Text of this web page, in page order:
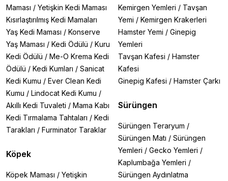
Maması / Yetişkin Kedi Maması
Kısırlaştırılmış Kedi Mamaları
Yaş Kedi Maması / Konserve
Yaş Maması / Kedi Ödülü / Kuru
Kedi Ödülü / Me-O Krema Kedi
Ödülü / Kedi Kumları / Sanicat
Kedi Kumu / Ever Clean Kedi
Kumu / Lindocat Kedi Kumu /
Akıllı Kedi Tuvaleti / Mama Kabı
Kedi Tırmalama Tahtaları / Kedi
Tarakları / Furminator Taraklar
Köpek
Köpek Maması / Yetişkin
Kemirgen Yemleri / Tavşan
Yemi / Kemirgen Krakerleri
Hamster Yemi / Ginepig
Yemleri
Tavşan Kafesi / Hamster
Kafesi
Ginepig Kafesi / Hamster Çarkı
Sürüngen
Sürüngen Teraryum /
Sürüngen Matı / Sürüngen
Yemleri / Gecko Yemleri /
Kaplumbağa Yemleri /
Sürüngen Aydınlatma